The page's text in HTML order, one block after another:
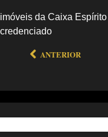
imóveis da Caixa
credenciado
ANTERIOR